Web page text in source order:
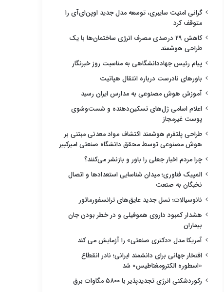
گرانی امنیت سایبری، توسعه مدل جدید اوپن‌ای‌آی را
متوقف کرد
کاهش ۲۹ درصدی مصرف انرژی ساختمان‌ها با یک
طراحی هوشمند
پیام رئیس جهاددانشگاهی به مناسبت روز خبرنگار
باورهای نادرست درباره انتقال هپاتیت
آموزش هوش مصنوعی به مدارس ایران رسید
اعلام اسامی ژل‌های تسکین‌دهنده و شست‌وشوی
پوست غیرمجاز
طراحی پلتفرم هوشمند اکتشاف مواد معدنی مبتنی بر
هوش مصنوعی توسط محقق دانشگاه صنعتی امیرکبیر
چرا مردم اخبار جعلی را باور و بازنشر می‌کنند؟
المپیک فناوری؛ میدان شناسایی استعدادها و اتصال
نخبگان به صنعت
نانوسیالات؛ نسل جدید عایق‌های ترانسفورماتور
هشدار کمبود داروی هموفیلی و در خطر بودن جان
بیماران
آمریکا مدل «دکتری صنعتی» را آزمایش می کند
افتخار جهانی برای دانشمند ایرانی؛ نادر انقطاع
«اسطوره الکترومغناطیس» شد
رکوردشکنی انرژی تجدیدپذیر با ۵۸۰۰ مگاوات برق